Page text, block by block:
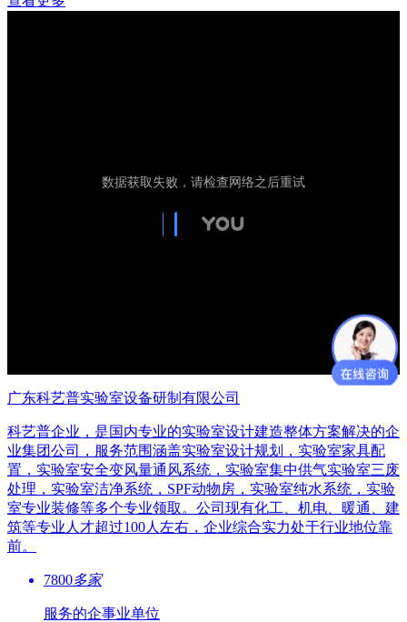
广东科艺普实验室设备研制有限公司
科艺普企业，是国内专业的实验室设计建造整体方案解决的企
业集团公司，服务范围涵盖实验室设计规划，实验室家具配
置，实验室安全变风量通风系统，实验室集中供气实验室三废
处理，实验室洁净系统，SPF动物房，实验室纯水系统，实验
室专业装修等多个专业领取。公司现有化工、机电、暖通、建
筑等专业人才超过100人左右，企业综合实力处于行业地位靠
前。
7800多家
服务的企事业单位